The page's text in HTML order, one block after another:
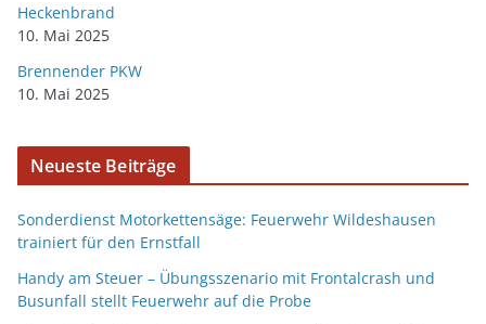
Heckenbrand
10. Mai 2025
Brennender PKW
10. Mai 2025
Neueste Beiträge
Sonderdienst Motorkettensäge: Feuerwehr Wildeshausen
trainiert für den Ernstfall
Handy am Steuer – Übungsszenario mit Frontalcrash und
Busunfall stellt Feuerwehr auf die Probe